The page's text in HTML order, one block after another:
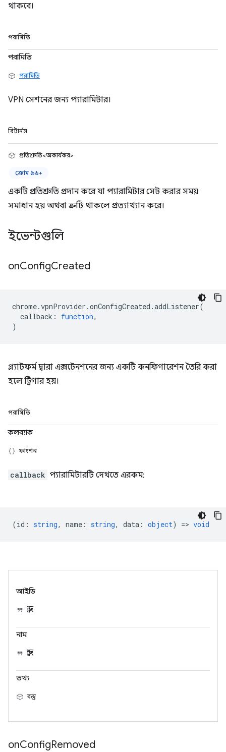
থাকবে।
পরামিতি
পরামিতি
পরামিতি
VPN সেশনের জন্য প্যারামিটার।
রিটার্নস
প্রতিশ্রুতি<অকার্যকর>
ক্রোম ৯৬+
একটি প্রতিশ্রুতি প্রদান করে যা প্যারামিটার সেট করার সময়
সমাধান হয় অথবা ত্রুটি থাকলে প্রত্যাখ্যান করে।
ইভেন্টগুলি
onConfigCreated
chrome.vpnProvider .onConfigCreated .addListener(
callback : function,
)
প্ল্যাটফর্ম দ্বারা এক্সটেনশনের জন্য একটি কনফিগারেশন তৈরি করা
হলে ট্রিগার হয়।
পরামিতি
কলব্যাক
ফাংশন
callback প্যারামিটারটি দেখতে এরকম:
(id : string, name : string, data : object) => void
আইডি
স্ট্রিং
নাম
স্ট্রিং
তথ্য
বস্তু
onConfigRemoved